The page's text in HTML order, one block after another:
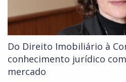
Do Direito Imobiliário à
conhecimento jurídico
mercado